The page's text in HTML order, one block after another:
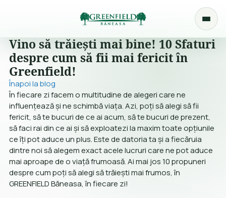
Vino să trăiești mai bine! 10 Sfaturi
despre cum să fii mai fericit în
Greenfield!
Înapoi la blog
În fiecare zi facem o multitudine de alegeri care ne
influențează și ne schimbă viața. Azi, poți să alegi să fii
fericit, să te bucuri de ce ai acum, să te bucuri de prezent,
să faci rai din ce ai și să exploatezi la maxim toate opțiunile
ce îți pot aduce un plus. Este de datoria ta și a fiecăruia
dintre noi să alegem exact acele lucruri care ne pot aduce
mai aproape de o viață frumoasă. Ai mai jos 10 propuneri
despre cum poți să alegi să trăiești mai frumos, în
GREENFIELD Băneasa, în fiecare zi!